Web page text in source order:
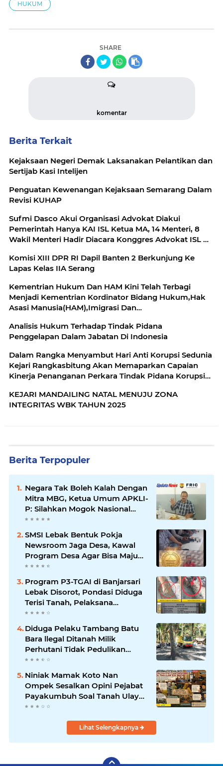
HUKUM
SHARE
komentar
Berita Terkait
Kejaksaan Negeri Demak Laksanakan Pelantikan dan
Sertijab Kasi Intelijen
Penguatan Kewenangan Kejaksaan Semarang Dalam
Revisi KUHAP
Sufmi Dasco Akui Organisasi Advokat Diakui
Pemerintah Hanya KAI ISL Ketua MA, 14 Menteri, 8
Wakil Menteri Hadir Diacara Konggres Advokat ISL Di
Komisi XIII DPR RI Dapil Banten 2 Berkunjung Ke
Lapas Kelas IIA Serang
Kementrian Hukum Dan HAM Kini Telah Terbagi
Menjadi Kementrian Kordinator Bidang Hukum,Hak
Asasi Manusia(HAM),Imigrasi Dan
HAM,Serta Kementrian Imigrasi Dan
Pemasyarakatan.
Analisis Hukum Terhadap Tindak Pidana
Penggelapan Dalam Jabatan Di Indonesia
Dalam Rangka Menyambut Hari Anti Korupsi Sedunia
Kejari Rangkasbitung Akan Memaparkan Capaian
Kinerja Penanganan Perkara Tindak Pidana Korupsi
KEJARI MANDAILING NATAL MENUJU ZONA
INTEGRITAS WBK TAHUN 2025
Berita Terpopuler
Negara Tak Boleh Kalah Dengan
Mitra MBG, Ketua Umum APKLI-
P: Silahkan Mogok Nasional
Ganti Kantin Sekolah
SMSI Lebak Bentuk Pokja
Newsroom Jaga Desa, Kawal
Program Desa Agar Bisa Maju
dan Mandiri
Program P3-TGAI di Banjarsari
Lebak Disorot, Pondasi Diduga
Terisi Tanah, Pelaksana
Terancam Sanksi Berat Hingga
Pidana
Diduga Pelaku Tambang Batu
Bara llegal Ditanah Milik
Perhutani Tidak Pedulikan
Dampak Lingkungan
Niniak Mamak Koto Nan
Ompek Sesalkan Opini Pejabat
Payakumbuh Soal Tanah Ulayat
Demi Jabatan
Lihat Selengkapnya